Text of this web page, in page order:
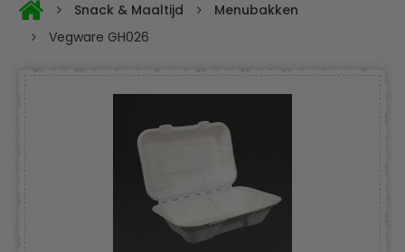
Snack & Maaltijd
Menubakken
Vegware GH026